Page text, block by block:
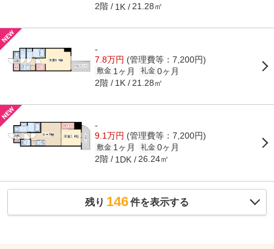
2階 1K 21.28㎡
-
7.8万円 (管理費等：7,200円)
敷金 1ヶ月 礼金 0ヶ月
2階 1K 21.28㎡
-
9.1万円 (管理費等：7,200円)
敷金 1ヶ月 礼金 0ヶ月
2階 1DK 26.24㎡
残り 146件を表示する